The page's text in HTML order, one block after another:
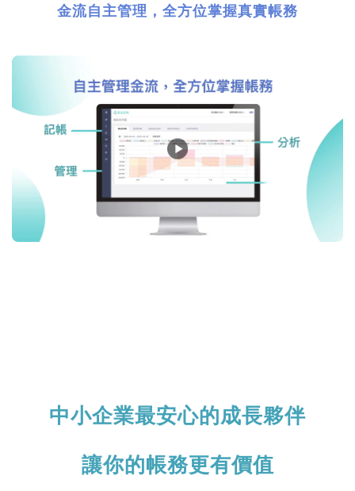
金流自主管理，全方位掌握真實帳務
中小企業最安心的成長夥伴
讓你的帳務更有價值